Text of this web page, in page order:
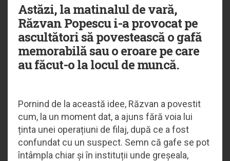
Astăzi, la matinalul de vară,
Răzvan Popescu i-a provocat pe
ascultători să povestească o gafă
memorabilă sau o eroare pe care
au făcut-o la locul de muncă.
Pornind de la această idee, Răzvan a povestit
cum, la un moment dat, a ajuns fără voia lui
ținta unei operațiuni de filaj, după ce a fost
confundat cu un suspect. Semn că gafe se pot
întâmpla chiar și în instituții unde greșeala,